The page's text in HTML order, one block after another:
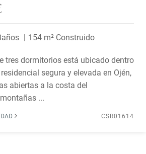
154 m² Construido
tres dormitorios está ubicado dentro
segura y elevada en Ojén,
abiertas a la costa del
...
CSR01614